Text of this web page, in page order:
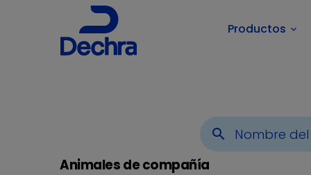
Productos keyboard_arrow_down
search
Áreas Terapéuticas
Animales de compañía